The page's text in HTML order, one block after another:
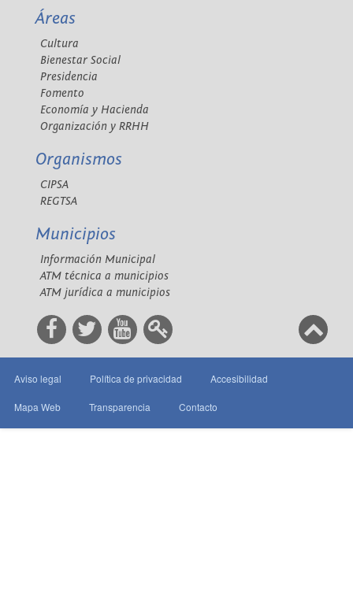
Áreas
Cultura
Bienestar Social
Presidencia
Fomento
Economía y Hacienda
Organización y RRHH
Organismos
CIPSA
REGTSA
Municipios
Información Municipal
ATM técnica a municipios
ATM jurídica a municipios
Aviso legal Política de privacidad Accesibilidad
Mapa Web Transparencia Contacto